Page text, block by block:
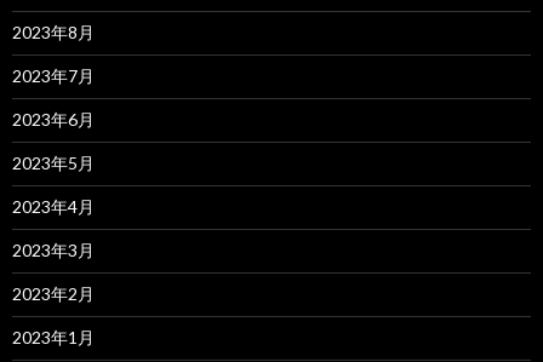
2023年8月
2023年7月
2023年6月
2023年5月
2023年4月
2023年3月
2023年2月
2023年1月